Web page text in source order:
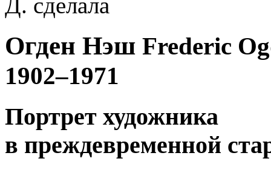
Огден Нэш Frederic
1902–1971
Портрет художника
в преждевременной